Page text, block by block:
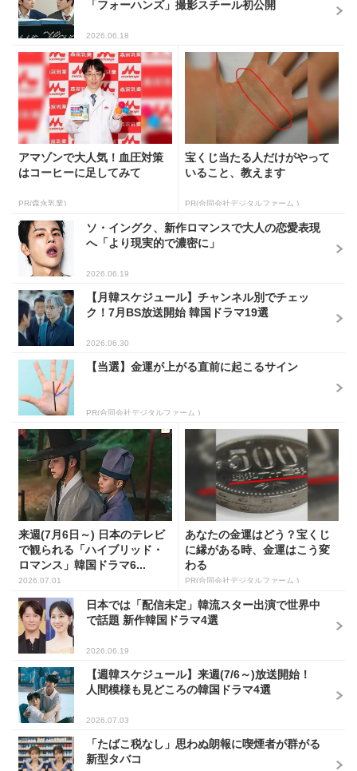
「フォーハンズ」撮影スチール初公開
2026.06.18
アマゾンで大人気！血圧対策
はコーヒーに足してみて
PR(森永乳業)
宝くじ当たる人だけがやって
いること、教えます
PR(合同会社デジタルファーム )
ソ・イングク、新作ロマンスで大人の恋愛表現
へ「より現実的で濃密に」
2026.06.19
【月韓スケジュール】チャンネル別でチェッ
ク！7月BS放送開始 韓国ドラマ19選
2026.06.30
【当選】金運が上がる直前に起こるサイン
PR(合同会社デジタルファーム )
来週(7月6日～) 日本のテレビ
で観られる「ハイブリッド・
ロマンス」韓国ドラマ6...
2026.07.01
あなたの金運はどう？宝くじ
に縁がある時、金運はこう変
わる
PR(合同会社デジタルファーム )
日本では「配信未定」韓流スター出演で世界中
で話題 新作韓国ドラマ4選
2026.06.19
【週韓スケジュール】来週(7/6～)放送開始！
人間模様も見どころの韓国ドラマ4選
2026.07.03
「たばこ税なし」思わぬ朗報に喫煙者が群がる
新型タバコ